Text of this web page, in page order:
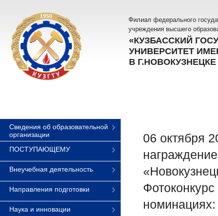
Филиал федерального
учреждения высшего
«КУЗБАССКИЙ
УНИВЕРСИТЕТ
В Г.НОВОКУЗНЕЦКЕ
Сведения об образовательной
организации
ПОСТУПАЮЩЕМУ
Внеучебная деятельность
Направления подготовки
Наука и инновации
06 октября